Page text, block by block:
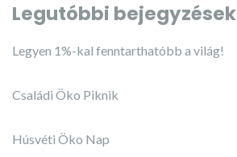
Legutóbbi bejegyzések
Legyen 1%-kal fenntarthatóbb a világ!
Családi Öko Piknik
Húsvéti Öko Nap